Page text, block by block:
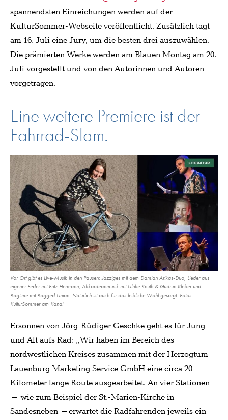
spannendsten Einreichungen werden auf der
KulturSommer-Webseite veröffentlicht. Zusätzlich tagt
am 16. Juli eine Jury, um die besten drei auszuwählen.
Die prämierten Werke werden am Blauen Montag am 20.
Juli vorgestellt und von den Autorinnen und Autoren
vorgetragen.
Eine weitere Premiere ist der
Fahrrad-Slam.
Vor Ort gibt es Live-Musik in den Pausen: Jazziges mit dem Damian Arikas-Duo, Lieder aus
eigener Feder mit Fritz Hermann, Akkordeonmusik mit Ulrike Knuth & Gudrun Kleber und
Ragtime mit Ragged Union. Natürlich ist auch für das leibliche Wohl gesorgt. Fotos:
KulturSommer am Kanal
Ersonnen von Jörg-Rüdiger Geschke geht es für Jung
und Alt aufs Rad: „Wir haben im Bereich des
nordwestlichen Kreises zusammen mit der Herzogtum
Lauenburg Marketing Service GmbH eine circa 20
Kilometer lange Route ausgearbeitet. An vier Stationen
– wie zum Beispiel der St.-Marien-Kirche in
Sandesneben –erwartet die Radfahrenden jeweils ein